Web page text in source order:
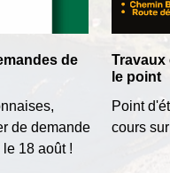
de
de demande
18 août !
Travaux
le point
Point
cours